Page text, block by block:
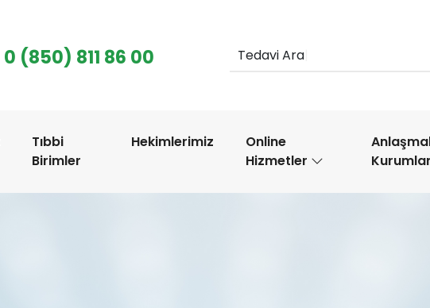
0 (850) 811 86 00 .Ted
Tıbbi
Birimler
Hekimlerimiz
Online
Hizmetler
Kurumlar